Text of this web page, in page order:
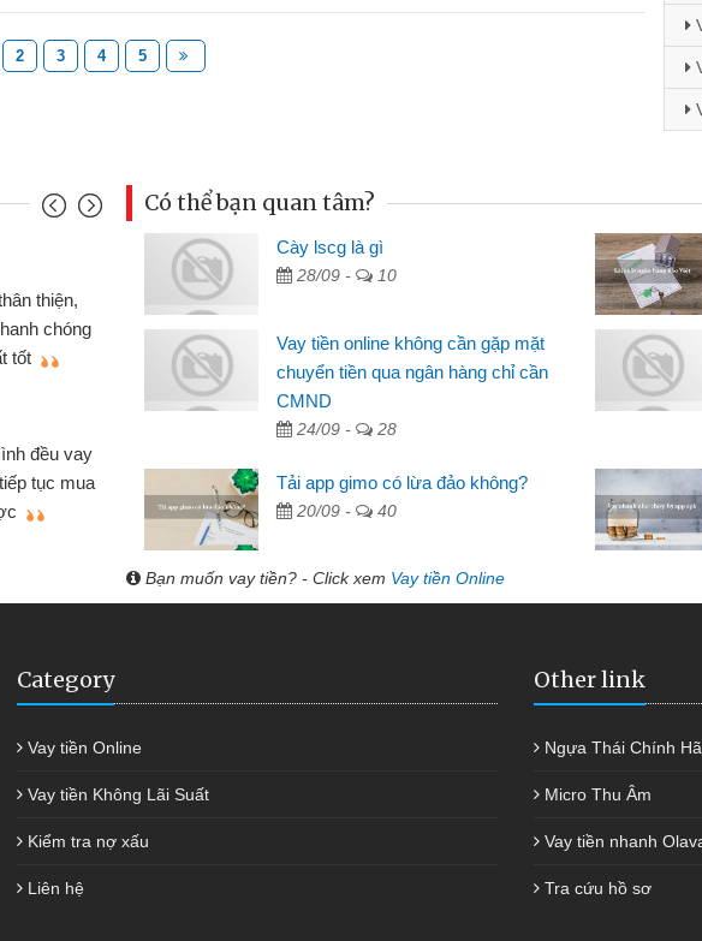
2 3 4 5
wave
online
cho bạn
vốn nhập
tôi đã giải
Mai Lan - Sinh viên
Tôi biết đến thông qua quảng cáo trên facebook.
sinh viên nên cần đóng tiền nhà, sinh nhật bạn bè,
thấy thủ tục nhanh gọn nên tôi quyết định vay
Lâm Minh Chánh
Mất 2 tuần các ngân hàng không ai cho vay. Trong
cần có 2 triệu để giải quyết việc riêng, trong 1-2 ngày
được thôi. Cảm ơn đã giúp tôi kịp thời và nhanh
Có thể bạn quan tâm?
Cày lscg là gì
28/09 - 10
Vay tiền online không cần gặp mặt
chuyển tiền qua ngân hàng chỉ cần
CMND
24/09 - 28
Tải app gimo có lừa đảo không?
20/09 - 40
Bạn muốn vay tiền? - Click xem Vay tiền Online
Category
Vay tiền Online
Vay tiền Không Lãi Suất
Kiểm tra nợ xấu
Liên hệ
Other link
Ngựa Thái Chính
Micro Thu Âm
Vay tiền nhanh
Tra cứu hồ sơ